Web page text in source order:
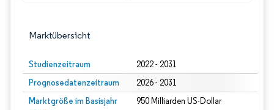
Marktübersicht
Studienzeitraum 2022 - 2031
Prognosedatenzeitraum 2026 - 2031
Marktgröße im Basisjahr
950 Milliarden US-Dollar